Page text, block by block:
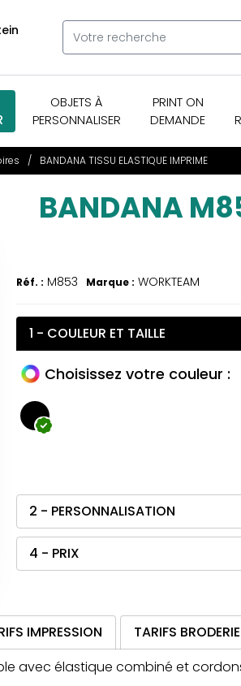
OBJETS À
PERSONNALISER
PRINT ON
DEMANDE
BANDANA TISSU ELASTIQUE IMPRIME
BANDANA
Réf. : M853 Marque : WORKTEAM
1 - COULEUR ET TAILLE
Choisissez votre couleur :
2 - PERSONNALISATION
4 - PRIX
IMPRESSION
TARIFS BRODERIE
avec élastique combiné et